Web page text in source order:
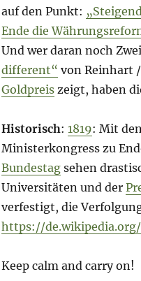
auf den Punkt:
Ende die
Und wer daran noch
different“ von Reinhart
Goldpreiszeigt, haben
Historisch: 1819: Mit
Ministerkongress zu
Bundestagsehen
Universitäten und der
verfestigt, die
https://
Keep calm and carry on!